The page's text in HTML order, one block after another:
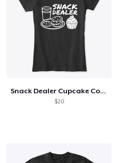
Snack Dealer Cupcake Cookie and Milk
$20